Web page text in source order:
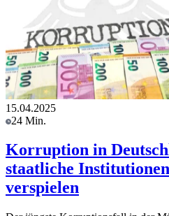
15.04.2025
24 Min.
Korruption in
staatliche
verspielen